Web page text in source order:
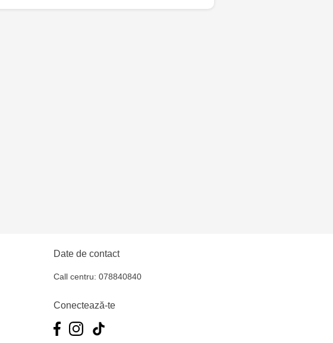
Socoleni, 7
Jucarenia Ciocana - bd.Mircea cel
Multistore Telecentru - str. N.
Date de contact
Call centru: 078840840
Conectează-te